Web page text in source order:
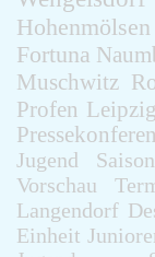
Hohenmölsen
Fortuna
Muschwitz
Profen Leipzig
Jugend
Saison
Vorschau
Langendorf
Einheit